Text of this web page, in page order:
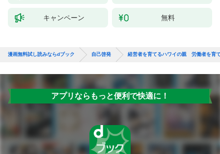
キャンペーン 無料
漫画無料試し読みならdブック 自己啓発 経営者を育てるハワイの親 労働者を育
アプリならもっと便利で快適に！